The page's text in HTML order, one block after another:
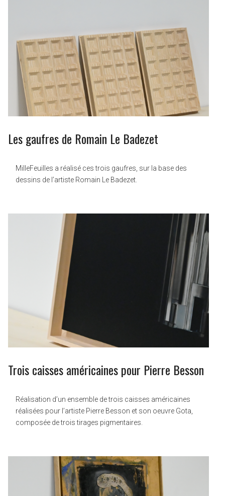
Les gaufres de Romain Le Badezet
MilleFeuilles a réalisé ces trois gaufres, sur la base des
dessins de l’artiste Romain Le Badezet.
Trois caisses américaines pour Pierre Besson
Réalisation d’un ensemble de trois caisses américaines
réalisées pour l’artiste Pierre Besson et son oeuvre Gota,
composée de trois tirages pigmentaires.